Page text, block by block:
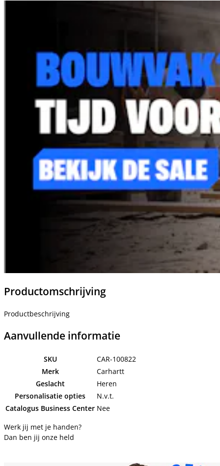
Productomschrijving
Productbeschrijving
Aanvullende informatie
SKU
CAR-100822
Merk
Carhartt
Geslacht
Heren
Personalisatie opties
N.v.t.
Catalogus Business Center Nee
Werk jij met je handen?
Dan ben jij onze held